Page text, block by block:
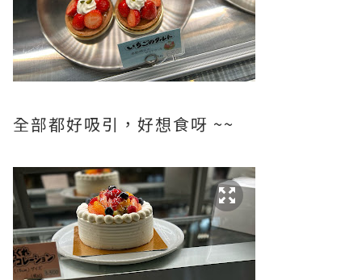
全部都好吸引，好想食呀 ~~